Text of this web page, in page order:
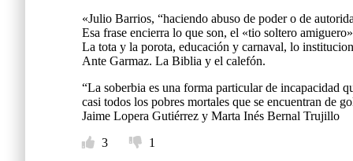
«Julio Barrios, “haciendo abuso de poder o de
Esa frase encierra lo que son, el «tio soltero
La tota y la porota, educación y carnaval, lo
Ante Garmaz. La Biblia y el calefón.
“La soberbia es una forma particular de incapacidad
casi todos los pobres mortales que se encuentran de
Jaime Lopera Gutiérrez y Marta Inés Bernal Trujillo
3
1